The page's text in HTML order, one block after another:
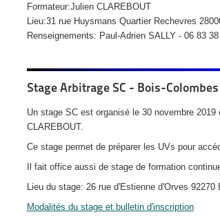
Formateur:Julien CLAREBOUT
Lieu:31 rue Huysmans Quartier Rechevres
Renseignements: Paul-Adrien SALLY - 06 83
Stage Arbitrage SC - Bois-
Un stage SC est organisé le 30 novembre
CLAREBOUT.
Ce stage permet de préparer les UVs pour
Il fait office aussi de stage de formation
Lieu du stage: 26 rue d'Estienne d'Orves 92270
Modalités du stage et bulletin d'inscription